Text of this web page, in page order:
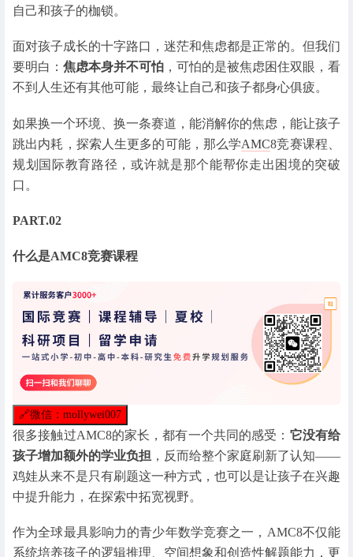
自己和孩子的枷锁。
面对孩子成长的十字路口，迷茫和焦虑都是正常的。但我们
要明白： 焦虑本身并不可怕 ，可怕的是被焦虑困住双眼，看
不到人生还有其他可能，最终让自己和孩子都身心俱疲。
如果换一个环境、换一条赛道，能消解你的焦虑，能让孩子
跳出内耗，探索人生更多的可能，那么学AMC8竞赛课程、
规划国际教育路径，或许就是那个能帮你走出困境的突破
口。
PART.02
什么是AMC8竞赛课程
🔗微信：mollywei007
很多接触过AMC8的家长，都有一个共同的感受： 它没有给
孩子增加额外的学业负担 ，反而给整个家庭刷新了认知——
鸡娃从来不是只有刷题这一种方式，也可以是让孩子在兴趣
中提升能力，在探索中拓宽视野。
作为全球最具影响力的青少年数学竞赛之一，AMC8不仅能
系统培养孩子的逻辑推理、空间想象和创造性解题能力，更